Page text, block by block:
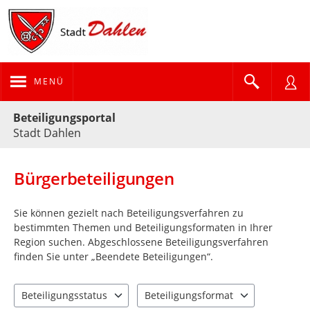
MENÜ
Beteiligungsportal
Stadt Dahlen
Bürgerbeteiligungen
Sie können gezielt nach Beteiligungsverfahren zu
bestimmten Themen und Beteiligungsformaten in Ihrer
Region suchen. Abgeschlossene Beteiligungsverfahren
finden Sie unter „Beendete Beteiligungen“.
Beteiligungsstatus
Beteiligungsformat